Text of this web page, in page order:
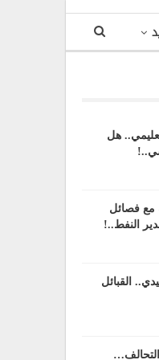
هل
مع فصائل
النفط..!
القبائل